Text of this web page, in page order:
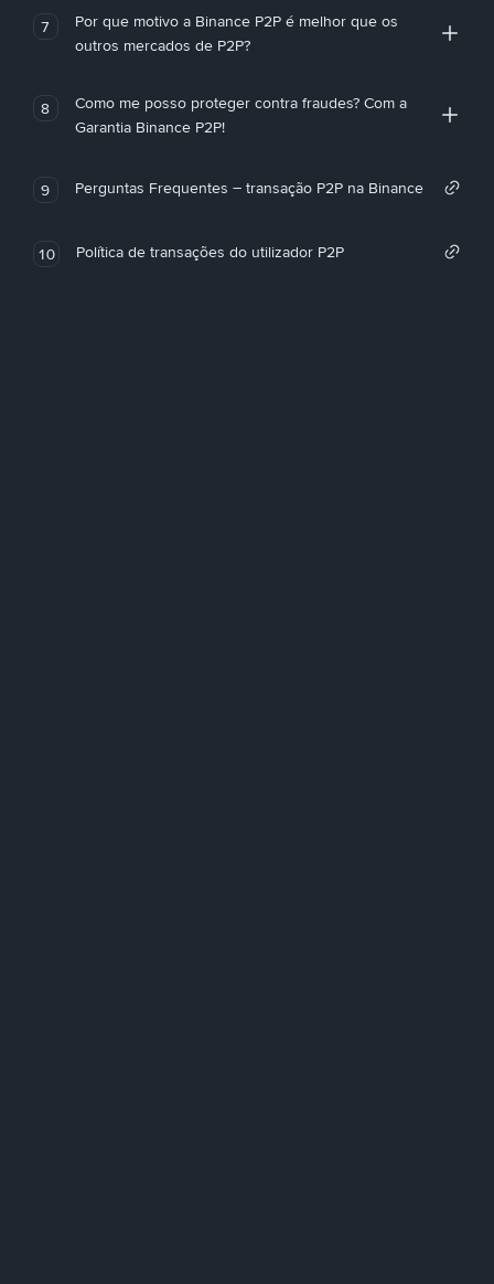
7
Por que motivo a Binance P2P é melhor que os
outros mercados de P2P?
8
Como me posso proteger contra fraudes? Com a
Garantia Binance P2P!
9 Perguntas Frequentes – transação P2P na Binance
10 Política de transações do utilizador P2P